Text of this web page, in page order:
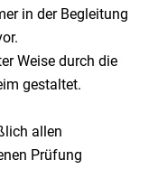
in der Begleitung
Weise durch die
gestaltet.
allen
Prüfung